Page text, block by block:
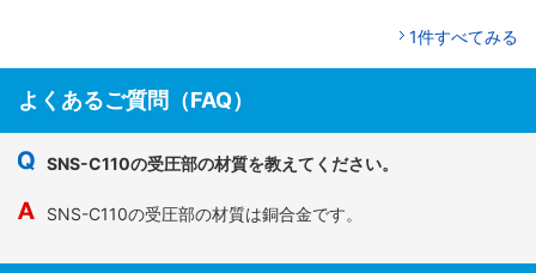
1件すべてみる
よくあるご質問（FAQ）
SNS-C110の受圧部の材質を教えてください。
SNS-C110の受圧部の材質は銅合金です。